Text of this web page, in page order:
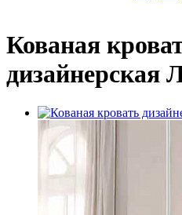
Кованая
дизайнерская